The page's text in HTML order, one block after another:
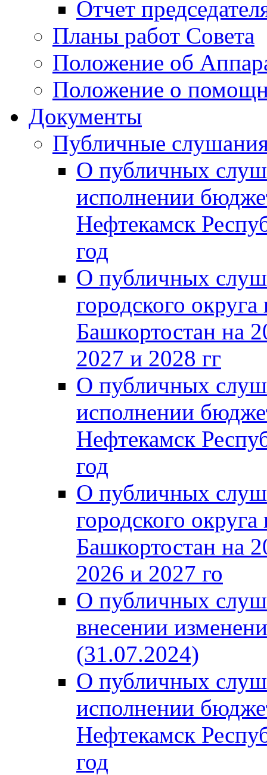
Отчет
Планы работ Совета
Положение об
Положение о
Документы
Публичные
О публичных
исполнении
Нефтекамск
год
О публичных
городского
Башкортостан на
2027 и 2028 гг
О публичных
исполнении
Нефтекамск
год
О публичных
городского
Башкортостан на
2026 и 2027 го
О публичных
внесении
(31.07.2024)
О публичных
исполнении
Нефтекамск
год